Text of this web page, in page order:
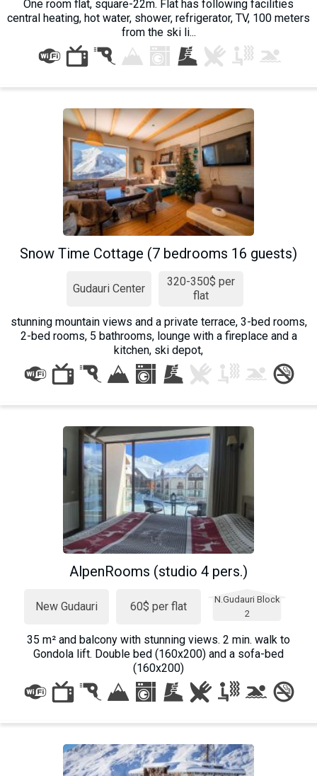
One room flat, square-22m. Flat has following facilities
central heating, hot water, shower, refrigerator, TV, 100 meters
from the ski li...
Snow Time Cottage (7 bedrooms 16 guests)
Gudauri Center
320-350$ per
flat
stunning mountain views and a private terrace, 3-bed rooms,
2-bed rooms, 5 bathrooms, lounge with a fireplace and a
kitchen, ski depot,
AlpenRooms (studio 4 pers.)
New Gudauri 60$ per flat
N.Gudauri Block
2
35 m² and balcony with stunning views. 2 min. walk to
Gondola lift. Double bed (160x200) and a sofa-bed
(160x200)